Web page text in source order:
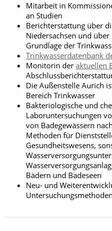
Mitarbeit in
an Studien
Berichterstattung über
Niedersachsen und
Grundlage der
Trinkwasserdatenbank
Monitorin deraktuellen
Die Außenstelle Aurich
Bereich Trinkwasser
Bakteriologische und
Laboruntersuchungen
von Badegewässern
Methoden für
Gesundheitswesens,
Bädern und Badeseen
Neu- und
Untersuchungsmethoden